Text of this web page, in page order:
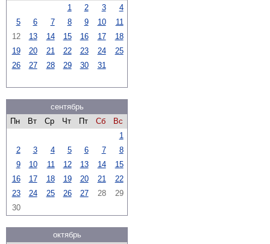
1
2 3
4
5
6 7 8 9 10
11
12
13 14 15 16 17
18
19
20 21 22 23 24
25
26
27 28 29 30 31
сентябрь
Пн
Вт Ср Чт Пт Сб
Вс
1
2
3 4 5 6 7
8
9
10 11 12 13 14
15
16
17 18 19 20 21
22
23
24 25 26 27 28
29
30
октябрь